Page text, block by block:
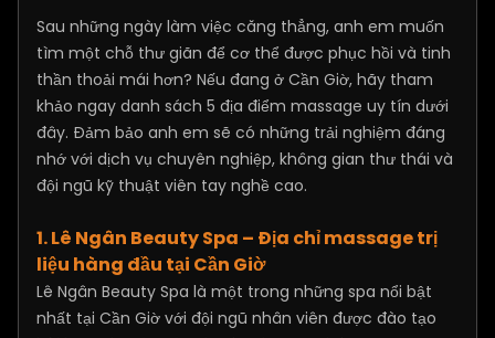
Sau những ngày làm việc căng thẳng, anh em muốn
tìm một chỗ thư giãn để cơ thể được phục hồi và tinh
thần thoải mái hơn? Nếu đang ở Cần Giờ, hãy tham
khảo ngay danh sách 5 địa điểm massage uy tín dưới
đây. Đảm bảo anh em sẽ có những trải nghiệm đáng
nhớ với dịch vụ chuyên nghiệp, không gian thư thái và
đội ngũ kỹ thuật viên tay nghề cao.
1. Lê Ngân Beauty Spa – Địa chỉ massage trị
liệu hàng đầu tại Cần Giờ
Lê Ngân Beauty Spa là một trong những spa nổi bật
nhất tại Cần Giờ với đội ngũ nhân viên được đào tạo